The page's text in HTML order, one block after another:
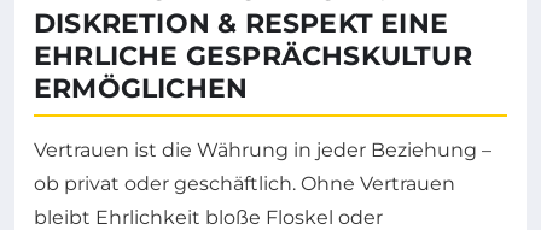
DISKRETION & RESPEKT EINE
EHRLICHE GESPRÄCHSKULTUR
ERMÖGLICHEN
Vertrauen ist die Währung in jeder Beziehung –
ob privat oder geschäftlich. Ohne Vertrauen
bleibt Ehrlichkeit bloße Floskel oder